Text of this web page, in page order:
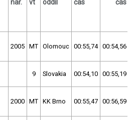
nar. vt oddíl čas čas
2005 MT Olomouc 00:55,74 00:54,56
9 Slovakia 00:54,10 00:55,19
2000 MT KK Brno 00:55,47 00:56,59